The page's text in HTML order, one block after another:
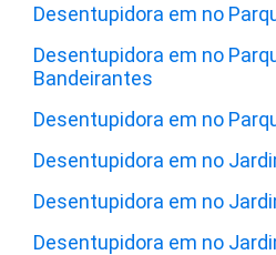
Desentupidora em no
Desentupidora em no
Bandeirantes
Desentupidora em no
Desentupidora em no
Desentupidora em no
Desentupidora em no